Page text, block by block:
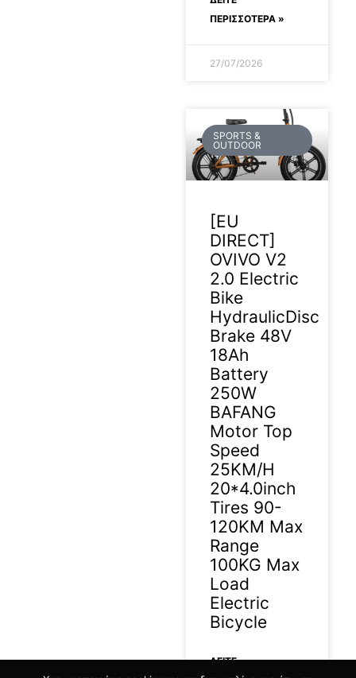
ΠΕΡΙΣΣΟΤΕΡΑ »
27/07/2026
SPORTS &
OUTDOOR
[EU
DIRECT]
OVIVO V2
2.0 Electric
Bike
HydraulicDisc
Brake 48V
18Ah
Battery
250W
BAFANG
Motor Top
Speed
25KM/H
20*4.0inch
Tires 90-
120KM Max
Range
100KG Max
Load
Electric
Bicycle
ΔΕΊΤΕ